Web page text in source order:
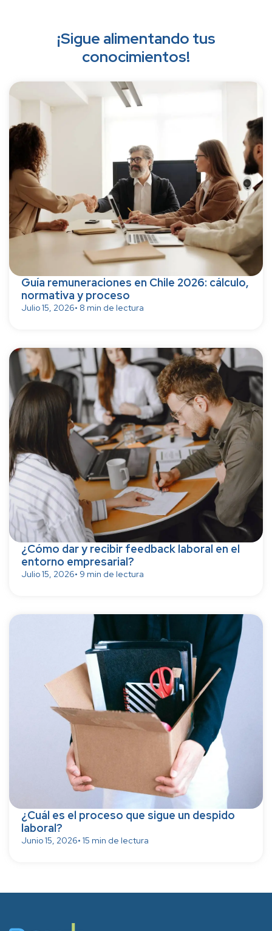
¡Sigue alimentando tus
conocimientos!
Guía remuneraciones en Chile 2026: cálculo,
normativa y proceso
Julio 15, 2026• 8 min de lectura
¿Cómo dar y recibir feedback laboral en el
entorno empresarial?
Julio 15, 2026• 9 min de lectura
¿Cuál es el proceso que sigue un despido
laboral?
Junio 15, 2026• 15 min de lectura